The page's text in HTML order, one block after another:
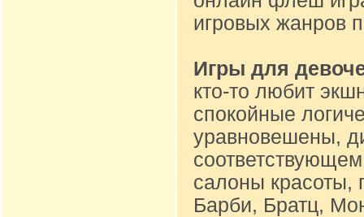
игровых жанров
Игры для
кто-то любит
спокойные
уравновешены,
салоны красоты,
Барби, Братц,